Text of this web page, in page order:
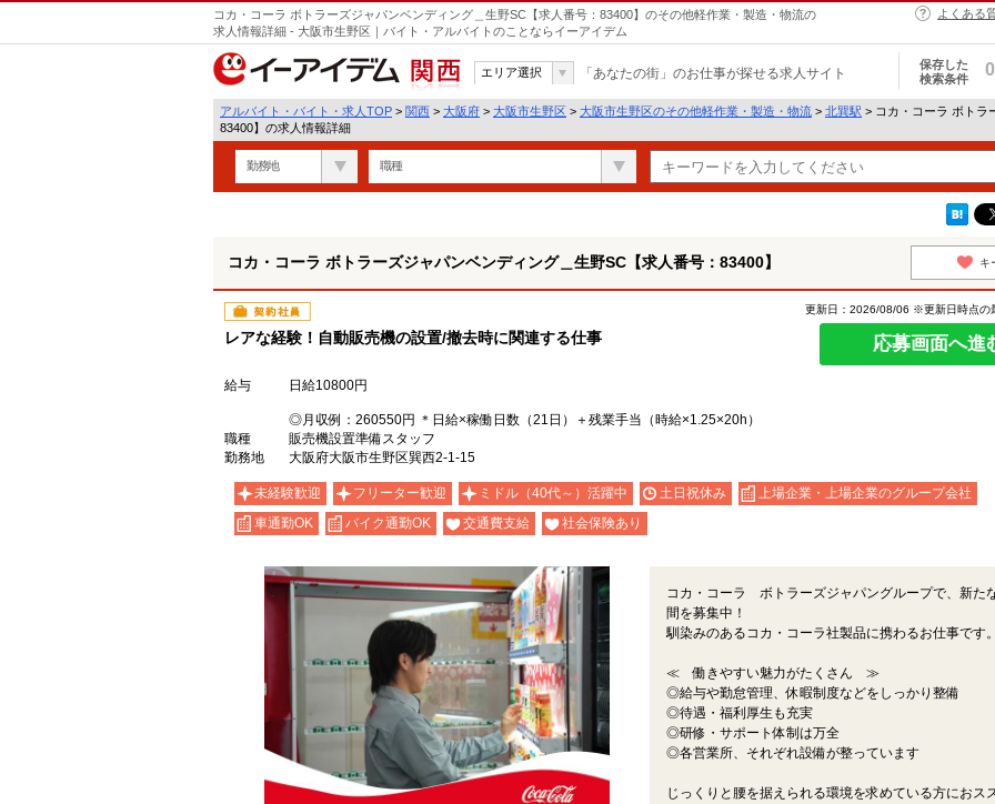
コカ・コーラ ボトラーズジャパンベンディング＿生野SC【求人番号：83400】のその他軽作業・製造・物流の
求人情報詳細 - 大阪市生野区｜バイト・アルバイトのことならイーアイデム
よくある
関西
エリア選択 「あなたの街」のお仕事が探せる求人サイト
保存した
検索条件
0
アルバイト・バイト・求人TOP > 関西 > 大阪府 > 大阪市生野区 > 大阪市生野区のその他軽作業・製造・物流 > 北巽駅 > コカ・コーラ ボトラ
83400】の求人情報詳細
勤務地 職種
コカ・コーラ ボトラーズジャパンベンディング＿生野SC【求人番号：83400】 キ
契約社員
レアな経験！自動販売機の設置/撤去時に関連する仕事
更新日：2026/08/06 ※更新日時点の
応募画面へ進
給与 日給10800円
◎月収例：260550円 ＊日給×稼働日数（21日）＋残業手当（時給×1.25×20h）
職種
販売機設置準備スタッフ
勤務地
大阪府大阪市生野区巽西2-1-15
未経験歓迎 フリーター歓迎 ミドル（40代～）活躍中 土日祝休み
上場企業・上場企業のグループ会社
車通勤OK
バイク通勤OK 交通費支給 社会保険あり
コカ・コーラ ボトラーズジャパングループで、新た
間を募集中！
馴染みのあるコカ・コーラ社製品に携わるお仕事です。
≪ 働きやすい魅力がたくさん ≫
◎給与や勤怠管理、休暇制度などをしっかり整備
◎待遇・福利厚生も充実
◎研修・サポート体制は万全
◎各営業所、それぞれ設備が整っています
じっくりと腰を据えられる環境を求めている方におス